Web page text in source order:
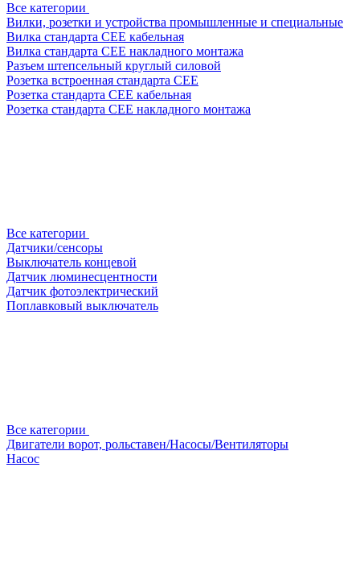
Все категории
Вилки, розетки и устройства промышленные и специальные
Вилка стандарта CEE кабельная
Вилка стандарта CEE накладного монтажа
Разъем штепсельный круглый силовой
Розетка встроенная стандарта CEE
Розетка стандарта СЕЕ кабельная
Розетка стандарта СЕЕ накладного монтажа
Все категории
Датчики/сенсоры
Выключатель концевой
Датчик люминесцентности
Датчик фотоэлектрический
Поплавковый выключатель
Все категории
Двигатели ворот, рольставен/Насосы/Вентиляторы
Насос